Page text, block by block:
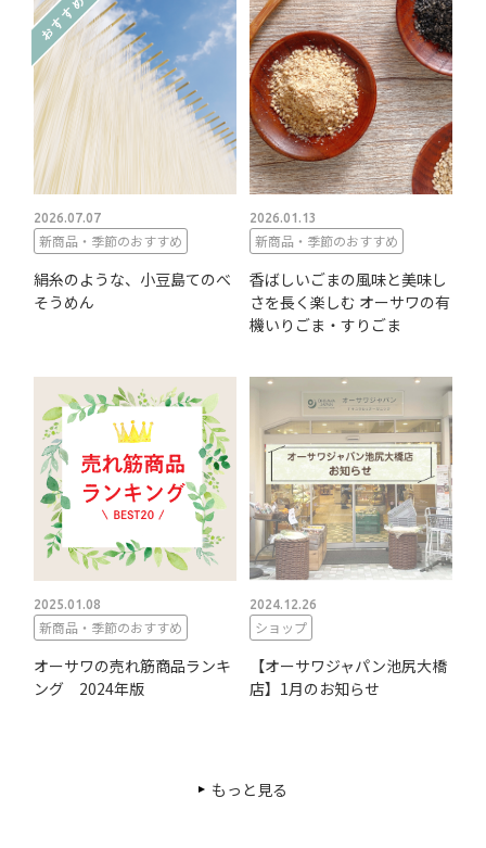
2026.07.07
新商品・季節のおすすめ
絹糸のような、小豆島てのべ
そうめん
2026.01.13
新商品・季節のおすすめ
香ばしいごまの風味と美味し
さを長く楽しむ オーサワの有
機いりごま・すりごま
2025.01.08
新商品・季節のおすすめ
オーサワの売れ筋商品ランキ
ング 2024年版
2024.12.26
ショップ
【オーサワジャパン池尻大橋
店】1月のお知らせ
もっと見る